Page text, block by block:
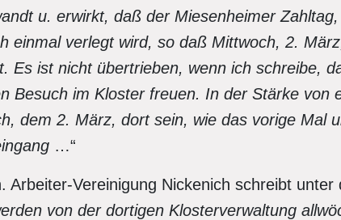
u. erwirkt, daß der Miesenheimer
einmal verlegt wird, so daß Mittwoch, 2.
Es ist nicht übertrieben, wenn ich schreibe,
Besuch im Kloster freuen. In der Stärke von
dem 2. März, dort sein, wie das vorige Mal
…“
Arbeiter-Vereinigung Nickenich schreibt unter
von der dortigen Klosterverwaltung